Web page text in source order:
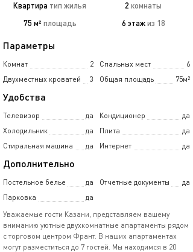
Квартира тип жилья 2 комнаты
75 м² площадь 6 этаж из 18
Параметры
Комнат 2 Спальных мест
6
Двухместных кроватей
3 Общая площадь 75м²
Удобства
Телевизор да Кондиционер
да
Холодильник
да Плита
да
Стиральная машина
да Интернет да
Дополнительно
Постельное белье да Отчетные документы
да
Парковка
да
Уважаемые гости Казани, представляем вашему
вниманию уютные двухкомнатные апартаменты рядом
с торговом центром Франт. В наших апартаментах
могут разместиться до 7 гостей. Мы находимся в 20